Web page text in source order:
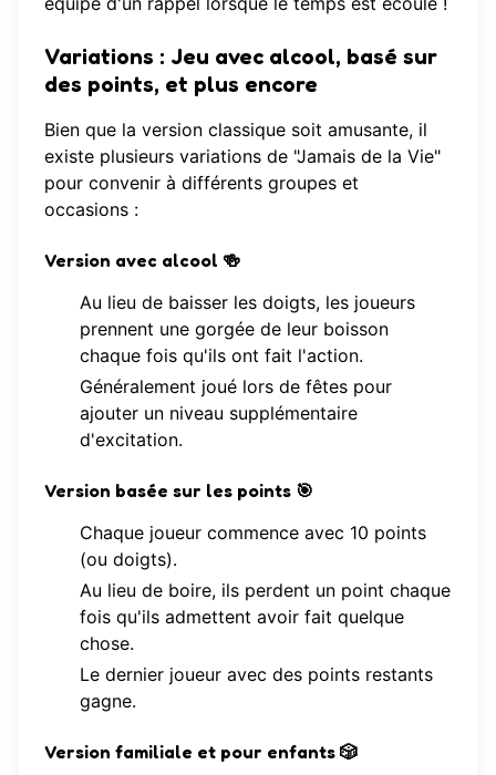
Variations : Jeu avec alcool, basé sur
des points, et plus encore
Bien que la version classique soit amusante, il
existe plusieurs variations de "Jamais de la Vie"
pour convenir à différents groupes et
occasions :
Version avec alcool 🍻
Au lieu de baisser les doigts, les joueurs
prennent une gorgée de leur boisson
chaque fois qu'ils ont fait l'action.
Généralement joué lors de fêtes pour
ajouter un niveau supplémentaire
d'excitation.
Version basée sur les points 🎯
Chaque joueur commence avec 10 points
(ou doigts).
Au lieu de boire, ils perdent un point chaque
fois qu'ils admettent avoir fait quelque
chose.
Le dernier joueur avec des points restants
gagne.
Version familiale et pour enfants 🎲